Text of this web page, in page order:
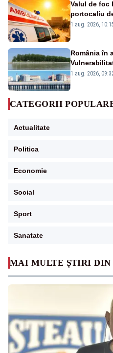
MAI MULTE ȘTIRI DIN
Valul de foc
portocaliu
duminică.
1 aug. 2026,
România în
în pericol
1 aug. 2026,
CATEGORII
Actualitate
Politica
Economie
Social
Sport
Sanatate